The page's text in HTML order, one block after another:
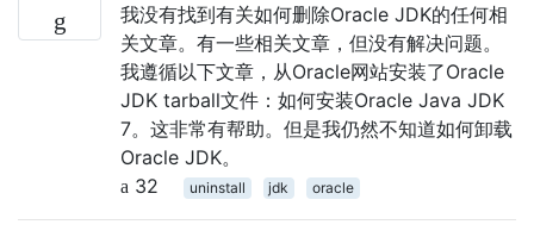
我没有找到有关如何删除Oracle JDK的任何相
关文章。有一些相关文章，但没有解决问题。
我遵循以下文章，从Oracle网站安装了Oracle
JDK tarball文件：如何安装Oracle Java JDK
7。这非常有帮助。但是我仍然不知道如何卸载
Oracle JDK。
32
uninstall jdk oracle